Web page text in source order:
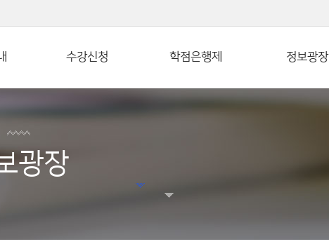
수강신청 학점은행제 정보광장
광장